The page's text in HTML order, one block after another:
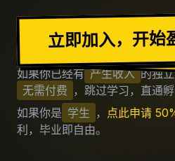
加入出海去社区
立即加入，开始
如果你已经有 产生收入 的独
无需付费 ，跳过学习，直通孵
如果你是 学生 ， 点此申请
利，毕业即自由。